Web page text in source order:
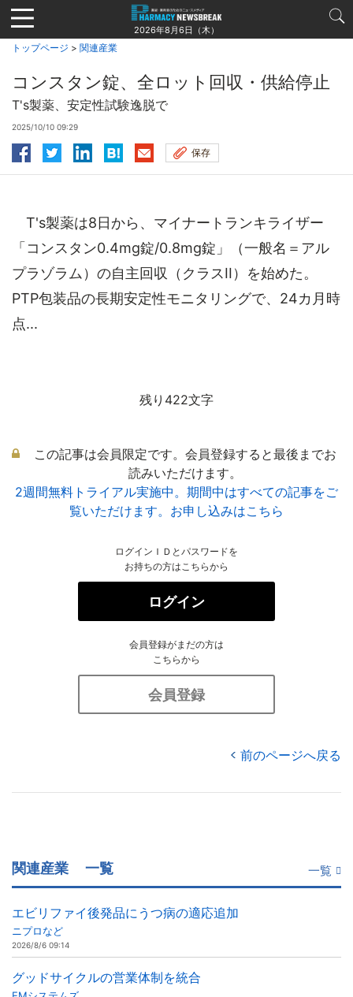
Jump
to
navigation
2026年8月6日（木）
トップページ > 関連産業
コンスタン錠、全ロット回収・供給停止
T's製薬、安定性試験逸脱で
2025/10/10 09:29
保存
T's製薬は8日から、マイナートランキライザー
「コンスタン0.4mg錠/0.8mg錠」（一般名＝アル
プラゾラム）の自主回収（クラスII）を始めた。
PTP包装品の長期安定性モニタリングで、24カ月時
点...
残り422文字
この記事は会員限定です。会員登録すると最後までお
読みいただけます。
2週間無料トライアル実施中。期間中はすべての記事をご
覧いただけます。お申し込みはこちら
ログインＩＤとパスワードを
お持ちの方はこちらから
ログイン
会員登録がまだの方は
こちらから
会員登録
前のページへ戻る
関連産業 一覧 一覧
エビリファイ後発品にうつ病の適応追加
ニプロなど
2026/8/6 09:14
グッドサイクルの営業体制を統合